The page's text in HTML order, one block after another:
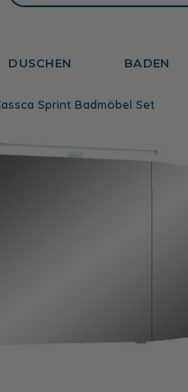
DUSCHEN BADEN
Sprint Badmöbel Set